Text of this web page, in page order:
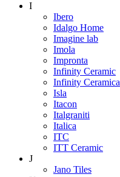
I
Ibero
Idalgo Home
Imagine lab
Imola
Impronta
Infinity Ceramic
Infinity Ceramica
Isla
Itacon
Italgraniti
Italica
ITC
ITT Ceramic
J
Jano Tiles